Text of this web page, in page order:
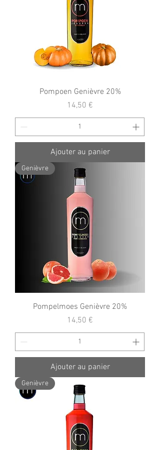
Pompoen Genièvre 20%
Prix
14,50 €
Ajouter au panier
Genièvre
Pompelmoes Genièvre 20%
Prix
14,50 €
Ajouter au panier
Genièvre